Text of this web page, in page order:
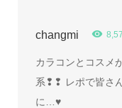
changmi
カラコンとコスメ
系❢❢ レポで皆さ
に…♥